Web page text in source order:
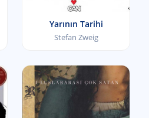
Yarının Tarihi
Stefan Zweig